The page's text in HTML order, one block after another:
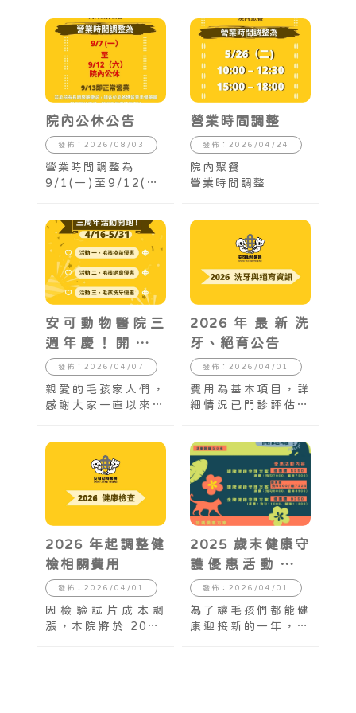
院內公休公告
發佈：2026/08/03
營業時間調整為
9/1(一)至9/12(六)
營業時間調整
發佈：2026/04/24
院內聚餐
營業時間調整
安可動物醫院三
週年慶！開跑啦
～發佈：2026/04/07
親愛的毛孩家人們，
感謝大家一直以來的
惠活動，陪毛孩一起
健康又開心～
2026年最新洗
牙、絕育公告
發佈：2026/04/01
費用為基本項目，詳
細情況已門診評估為
2026 年起調整健
檢相關費用
發佈：2026/04/01
因檢驗試片成本調
漲，本院將於 2026
2025 歲末健康守
護優惠活動開跑
啦！
發佈：2026/04/01
為了讓毛孩們都能健
康迎接新的一年，我